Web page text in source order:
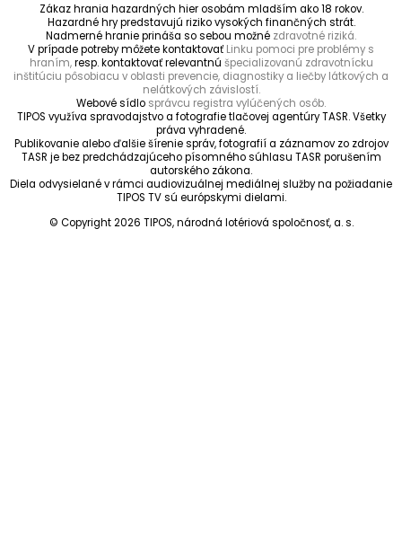
Zákaz hrania hazardných hier osobám mladším ako 18 rokov.
Hazardné hry predstavujú riziko vysokých finančných strát.
Nadmerné hranie prináša so sebou možné zdravotné riziká.
V prípade potreby môžete kontaktovaťLinku pomoci pre problémy s
hraním,resp. kontaktovať relevantnú špecializovanú zdravotnícku
inštitúciu pôsobiacu v oblasti prevencie, diagnostiky a liečby látkových a
nelátkových závislostí.
Webové sídlo správcu registra vylúčených osôb.
TIPOS využíva spravodajstvo a fotografie tlačovej agentúry TASR. Všetky
práva vyhradené.
Publikovanie alebo ďalšie šírenie správ, fotografií a záznamov zo zdrojov
TASR je bez predchádzajúceho písomného súhlasu TASR porušením
autorského zákona.
Diela odvysielané v rámci audiovizuálnej mediálnej služby na požiadanie
TIPOS TV sú európskymi dielami.
© Copyright 2026 TIPOS, národná lotériová spoločnosť, a. s.